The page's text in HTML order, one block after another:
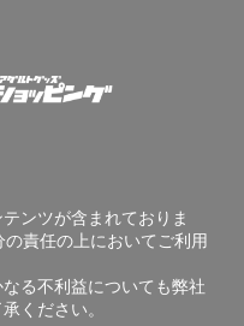
ンツが含まれておりま
責任の上においてご利用
る不利益についても弊社
ください。